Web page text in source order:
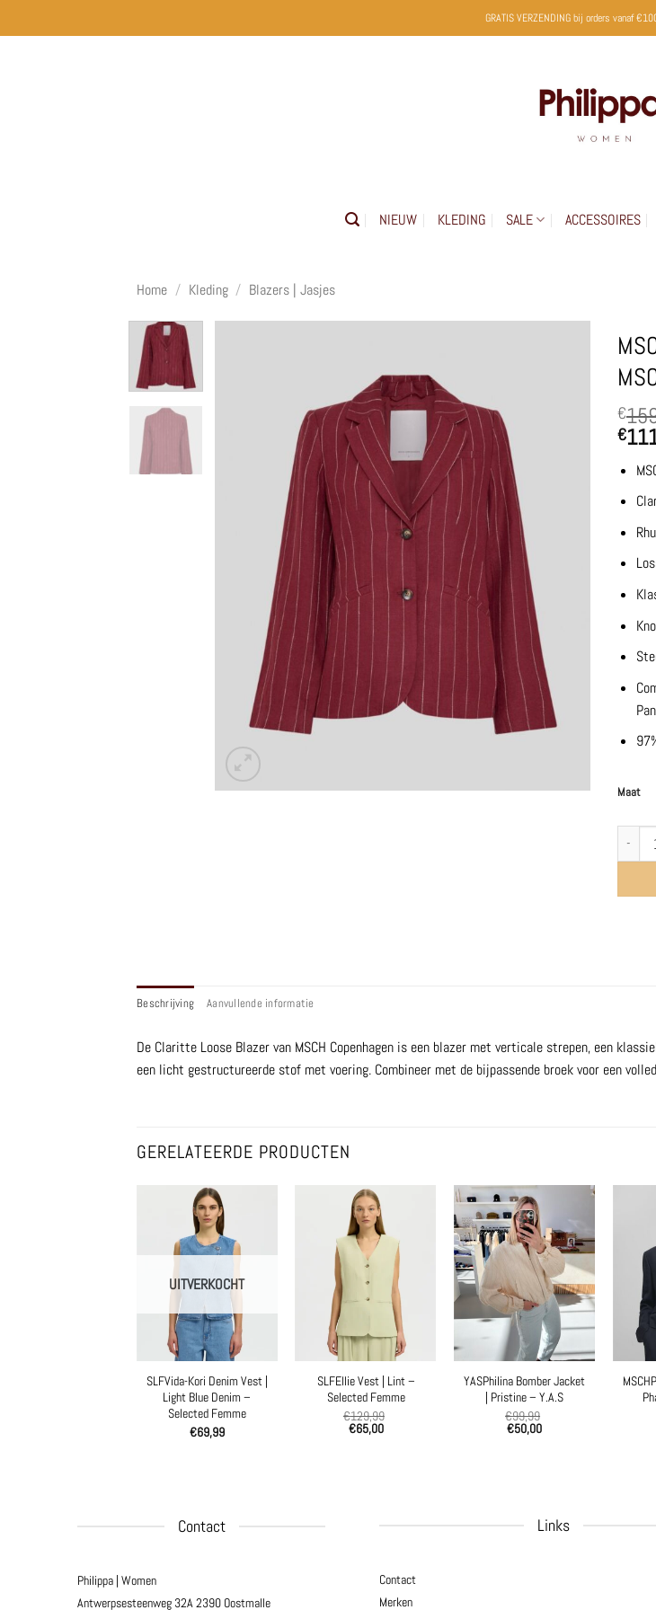
naar
GRATIS VERZENDING bij orders vanaf
NIEUW KLEDING SALE ACCESSOIRES
Home / Kleding / Blazers | Jasjes
€
€
Maat
Beschrijving Aanvullende informatie
De Claritte Loose Blazer van MSCH Copenhagen is een blazer met verticale strepen, een
een licht gestructureerde stof met voering. Combineer met de bijpassende broek voor een
GERELATEERDE PRODUCTEN
UITVERKOCHT
SLFVida-Kori Denim Vest |
Light Blue Denim –
Selected Femme
€69,99
SLFEllie Vest | Lint –
Selected Femme
€129,99
€65,00
YASPhilina Bomber Jacket
| Pristine – Y.A.S
€99,99
€50,00
Contact
Philippa | Women
Antwerpsesteenweg 32A2390 Oostmalle
Links
Contact
Merken